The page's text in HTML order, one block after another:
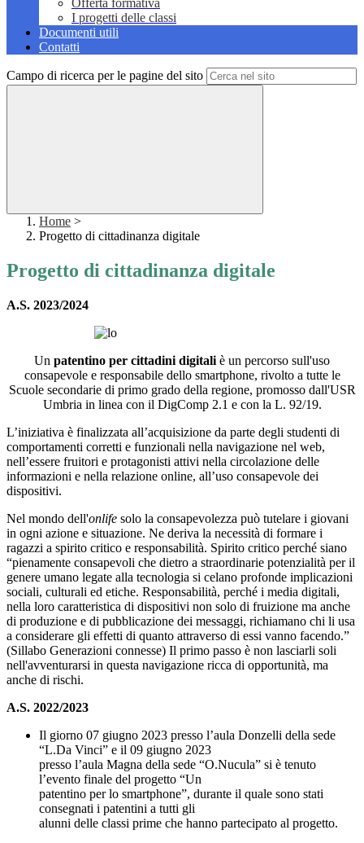
Offerta formativa
I progetti delle classi
Documenti utili
Contatti
Campo di ricerca per le pagine del sito
Home >
Progetto di cittadinanza digitale
Progetto di cittadinanza digitale
A.S. 2023/2024
Un patentino per cittadini digitali è un percorso sull'uso
consapevole e responsabile dello smartphone, rivolto a tutte le
Scuole secondarie di primo grado della regione, promosso dall'USR
Umbria in linea con il DigComp 2.1 e con la L. 92/19.
L’iniziativa è finalizzata all’acquisizione da parte degli studenti di
comportamenti corretti e funzionali nella navigazione nel web,
nell’essere fruitori e protagonisti attivi nella circolazione delle
informazioni e nella relazione online, all’uso consapevole dei
dispositivi.
Nel mondo dell'onlife solo la consapevolezza può tutelare i giovani
in ogni azione e situazione. Ne deriva la necessità di formare i
ragazzi a spirito critico e responsabilità. Spirito critico perché siano
“pienamente consapevoli che dietro a straordinarie potenzialità per il
genere umano legate alla tecnologia si celano profonde implicazioni
sociali, culturali ed etiche. Responsabilità, perché i media digitali,
nella loro caratteristica di dispositivi non solo di fruizione ma anche
di produzione e di pubblicazione dei messaggi, richiamano chi li usa
a considerare gli effetti di quanto attraverso di essi vanno facendo.”
(Sillabo Generazioni connesse) Il primo passo è non lasciarli soli
nell'avventurarsi in questa navigazione ricca di opportunità, ma
anche di rischi.
A.S. 2022/2023
Il giorno 07 giugno 2023 presso l’aula Donzelli della sede
“L.Da Vinci” e il 09 giugno 2023
presso l’aula Magna della sede “O.Nucula” si è tenuto
l’evento finale del progetto “Un
patentino per lo smartphone”, durante il quale sono stati
consegnati i patentini a tutti gli
alunni delle classi prime che hanno partecipato al progetto.